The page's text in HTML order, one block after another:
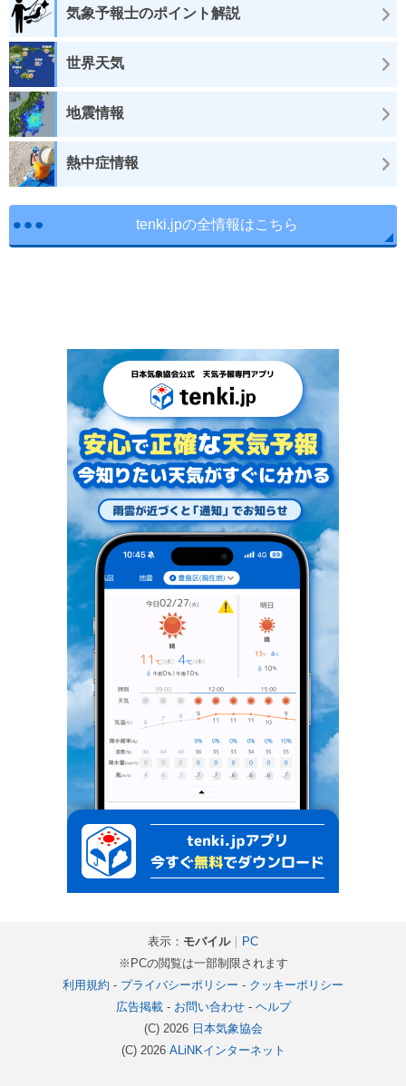
気象予報士のポイント解説
世界天気
地震情報
熱中症情報
tenki.jpの全情報はこちら
表示： モバイル｜ PC
※PCの閲覧は一部制限されます
利用規約 - プライバシーポリシー - クッキーポリシー
広告掲載- お問い合わせ- ヘルプ
(C) 2026 日本気象協会
(C) 2026 ALiNKインターネット